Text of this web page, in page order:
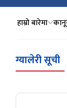
हाम्रो बारेमा
ग्यालेरी सूची